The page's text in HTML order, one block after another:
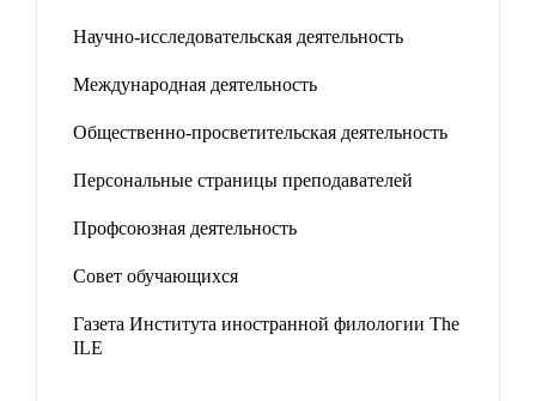
Научно-исследовательская деятельность
Международная деятельность
Общественно-просветительская деятельность
Персональные страницы преподавателей
Профсоюзная деятельность
Совет обучающихся
Газета Института иностранной филологии The
ILE